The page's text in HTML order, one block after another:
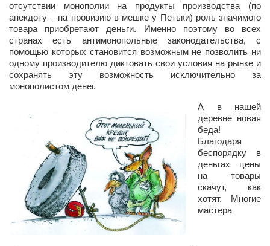
Конкурс «Колибри» 2014
Литературный конкурс «Я люблю Украину»
Конкурс «Колибри — детям!» 2014
Конкурс «Колибри» 2013
Интервью
Афиша Сумы
О нас
отсутствии монополии на продукты производства (по
анекдоту – на провизию в мешке у Петьки) роль значимого
товара приобретают деньги. Именно поэтому во всех
странах есть антимонопольные законодательства, с
помощью которых становится возможным не позволить ни
одному производителю диктовать свои условия на рынке и
сохранять эту возможность исключительно за
монополистом денег.
А в нашей
деревне новая
беда!
Благодаря
беспорядку в
деньгах цены
на товары
скачут, как
хотят. Многие
мастера